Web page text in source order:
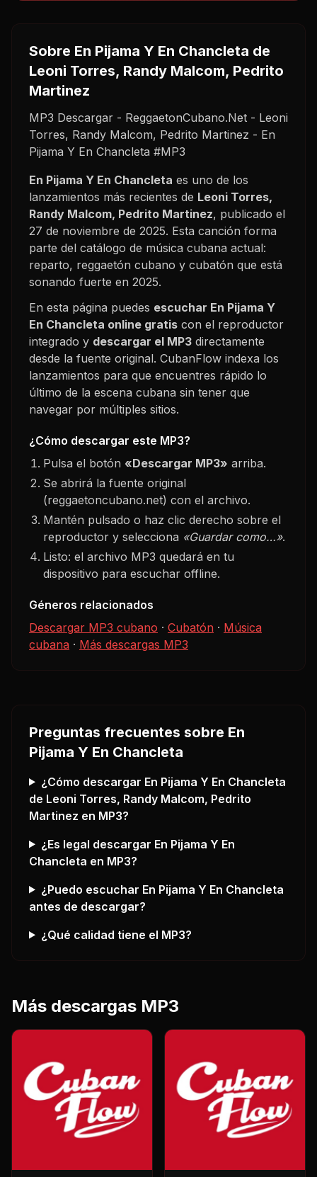
Sobre En Pijama Y En Chancleta de
Leoni Torres, Randy Malcom, Pedrito
Martinez
MP3 Descargar - ReggaetonCubano.Net - Leoni
Torres, Randy Malcom, Pedrito Martinez - En
Pijama Y En Chancleta #MP3
En Pijama Y En Chancleta es uno de los
lanzamientos más recientes de Leoni Torres,
Randy Malcom, Pedrito Martinez, publicado el
27 de noviembre de 2025. Esta canción forma
parte del catálogo de música cubana actual:
reparto, reggaetón cubano y cubatón que está
sonando fuerte en 2025.
En esta página puedes escuchar En Pijama Y
En Chancleta online gratis con el reproductor
integrado y descargar el MP3 directamente
desde la fuente original. CubanFlow indexa los
lanzamientos para que encuentres rápido lo
último de la escena cubana sin tener que
navegar por múltiples sitios.
¿Cómo descargar este MP3?
Pulsa el botón «Descargar MP3» arriba.
Se abrirá la fuente original
(reggaetoncubano.net) con el archivo.
Mantén pulsado o haz clic derecho sobre el
reproductor y selecciona «Guardar como…».
Listo: el archivo MP3 quedará en tu
dispositivo para escuchar offline.
Géneros relacionados
Descargar MP3 cubano · Cubatón · Música
cubana · Más descargas MP3
Preguntas frecuentes sobre En
Pijama Y En Chancleta
¿Cómo descargar En Pijama Y En Chancleta
de Leoni Torres, Randy Malcom, Pedrito
Martinez en MP3?
¿Es legal descargar En Pijama Y En
Chancleta en MP3?
¿Puedo escuchar En Pijama Y En Chancleta
antes de descargar?
¿Qué calidad tiene el MP3?
Más descargas MP3